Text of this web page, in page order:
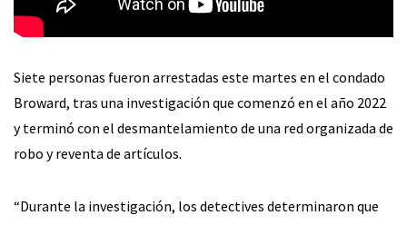
Siete personas fueron arrestadas este martes en el condado
Broward, tras una investigación que comenzó en el año 2022
y terminó con el desmantelamiento de una red organizada de
robo y reventa de artículos.
“Durante la investigación, los detectives determinaron que